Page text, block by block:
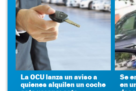
La OCU lanza un aviso a
quienes alquilen un coche
Se
en